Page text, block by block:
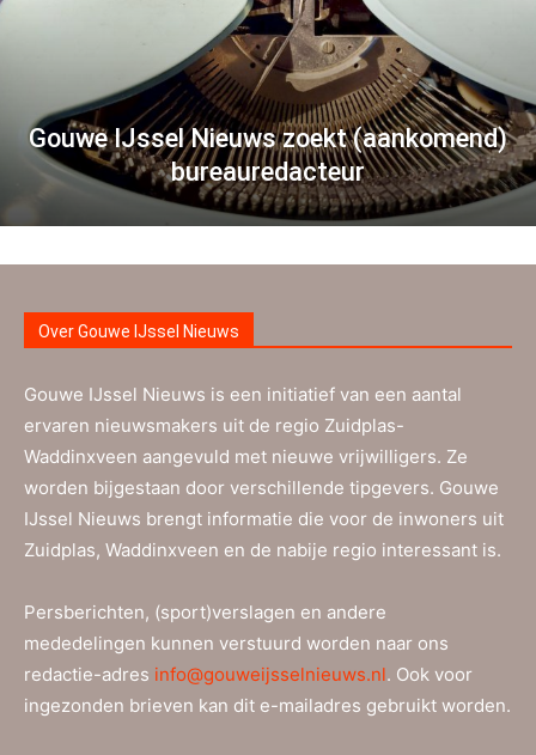
Gouwe IJssel Nieuws zoekt (aankomend)
bureauredacteur
Over Gouwe IJssel Nieuws
Gouwe IJssel Nieuws is een initiatief van een aantal
ervaren nieuwsmakers uit de regio Zuidplas-
Waddinxveen aangevuld met nieuwe vrijwilligers. Ze
worden bijgestaan door verschillende tipgevers. Gouwe
IJssel Nieuws brengt informatie die voor de inwoners uit
Zuidplas, Waddinxveen en de nabije regio interessant is.
Persberichten, (sport)verslagen en andere
mededelingen kunnen verstuurd worden naar ons
redactie-adres info@gouweijsselnieuws.nl. Ook voor
ingezonden brieven kan dit e-mailadres gebruikt worden.